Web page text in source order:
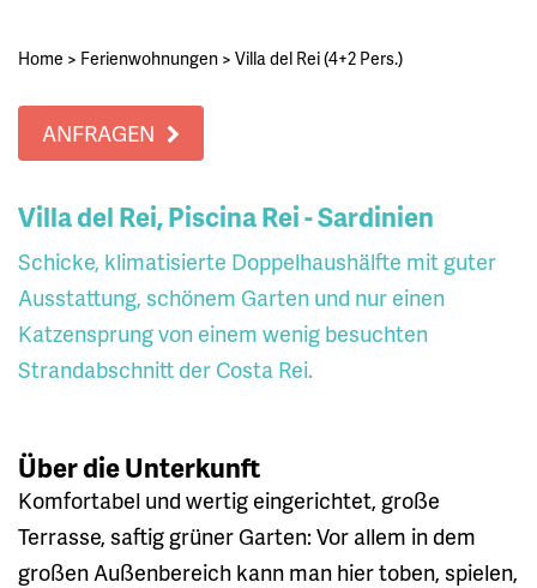
Home > Ferienwohnungen > Villa del Rei (4+2 Pers.)
ANFRAGEN
Villa del Rei, Piscina Rei - Sardinien
Schicke, klimatisierte Doppelhaushälfte mit guter
Ausstattung, schönem Garten und nur einen
Katzensprung von einem wenig besuchten
Strandabschnitt der Costa Rei.
Über die Unterkunft
Komfortabel und wertig eingerichtet, große
Terrasse, saftig grüner Garten: Vor allem in dem
großen Außenbereich kann man hier toben, spielen,